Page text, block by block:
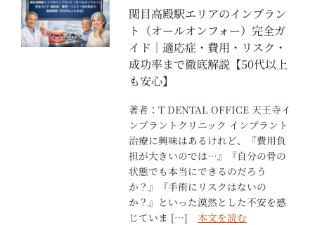
関目高殿駅エリアのインプラン
ト（オールオンフォー）完全ガ
イド｜適応症・費用・リスク・
成功率まで徹底解説【50代以上
も安心】
著者：T DENTAL OFFICE 天王寺イ
ンプラントクリニック インプラント
治療に興味はあるけれど、『費用負
担が大きいのでは…』『自分の骨の
状態でも本当にできるのだろう
か？』『手術にリスクはないの
か？』といった漠然とした不安を感
じていま […] 本文を読む